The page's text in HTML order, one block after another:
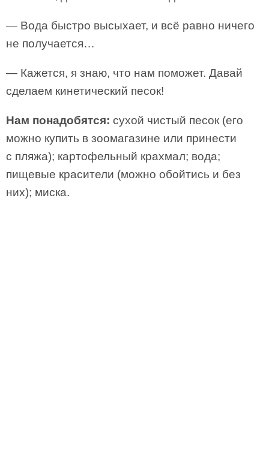
— Вода быстро высыхает, и всё равно ничего
не получается…
— Кажется, я знаю, что нам поможет. Давай
сделаем кинетический песок!
Нам понадобятся: сухой чистый песок (его
можно купить в зоомагазине или принести
с пляжа); картофельный крахмал; вода;
пищевые красители (можно обойтись и без
них); миска.